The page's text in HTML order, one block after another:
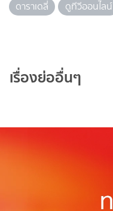
ดาราเดลี่
ดูทีวีออนไลน์
เรื่องย่ออื่นๆ